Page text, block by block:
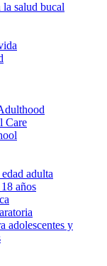
la salud bucal
Care
adulta
años
adolescentes y